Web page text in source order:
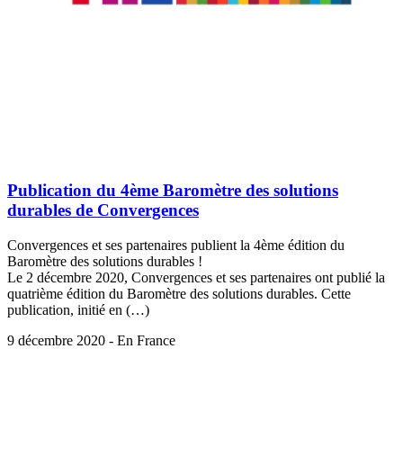
Publication du 4ème Baromètre des solutions
durables de Convergences
Convergences et ses partenaires publient la 4ème édition du
Baromètre des solutions durables !
Le 2 décembre 2020, Convergences et ses partenaires ont publié la
quatrième édition du Baromètre des solutions durables. Cette
publication, initié en (…)
9 décembre 2020 - En France